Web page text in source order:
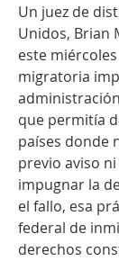
Un juez de
Unidos, Brian
este
migratoria
que permitía
países donde
previo aviso
impugnar la
el fallo, esa
federal de
derechos